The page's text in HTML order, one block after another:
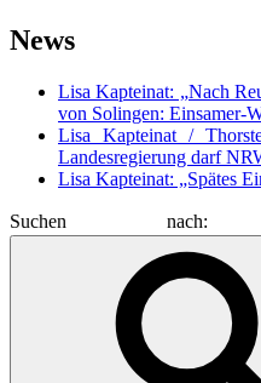
News
Lisa Kapteinat: „Nach
von Solingen: Einsamer-
Lisa Kapteinat /
Landesregierung darf
Lisa Kapteinat: „Spätes
Suchen